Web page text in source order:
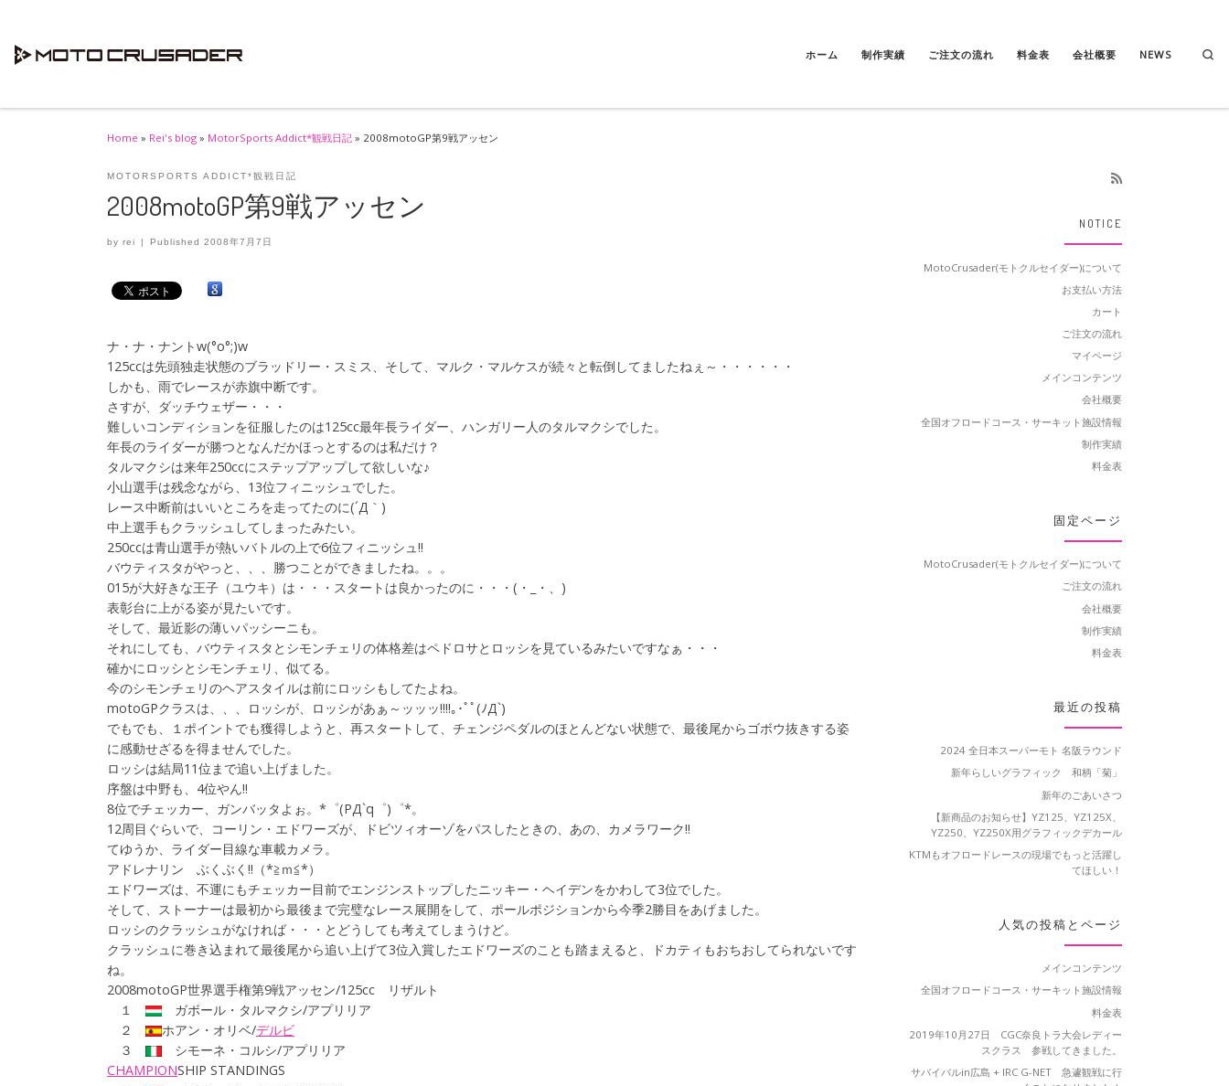
ホーム 制作実績 ご注文の流れ 料金表 会社概要 NEWS
Home » Rei's blog » MotorSports Addict*観戦日記 » 2008motoGP第9戦アッセン
MOTORSPORTS ADDICT*観戦日記
2008motoGP第9戦アッセン
by rei | Published2008年7月7日
ナ・ナ・ナントw(°o°;)w
125ccは先頭独走状態のブラッドリー・スミス、そして、マルク・マルケスが続々と転倒してましたねぇ～・・・・・・
しかも、雨でレースが赤旗中断です。
さすが、ダッチウェザー・・・
難しいコンディションを征服したのは125cc最年長ライダー、ハンガリー人のタルマクシでした。
年長のライダーが勝つとなんだかほっとするのは私だけ？
タルマクシは来年250ccにステップアップして欲しいな♪
小山選手は残念ながら、13位フィニッシュでした。
レース中断前はいいところを走ってたのに(´Д｀)
中上選手もクラッシュしてしまったみたい。
250ccは青山選手が熱いバトルの上で6位フィニッシュ!!
バウティスタがやっと、、、勝つことができましたね。。。
015が大好きな王子（ユウキ）は・・・スタートは良かったのに・・・(・_・、)
表彰台に上がる姿が見たいです。
そして、最近影の薄いパッシーニも。
それにしても、バウティスタとシモンチェリの体格差はペドロサとロッシを見ているみたいですなぁ・・・
確かにロッシとシモンチェリ、似てる。
今のシモンチェリのヘアスタイルは前にロッシもしてたよね。
motoGPクラスは、、、ロッシが、ロッシがあぁ～ッッッ!!!!｡･ﾟﾟ(ﾉД`)
でもでも、１ポイントでも獲得しようと、再スタートして、チェンジペダルのほとんどない状態で、最後尾からゴボウ抜きする姿
に感動せざるを得ませんでした。
ロッシは結局11位まで追い上げました。
序盤は中野も、4位やん!!
8位でチェッカー、ガンバッタよぉ。*゜(PД`q゜)゜*。
12周目ぐらいで、コーリン・エドワーズが、ドビツィオーゾをパスしたときの、あの、カメラワーク!!
てゆうか、ライダー目線な車載カメラ。
アドレナリン ぶくぶく!!（*≧ｍ≦*）
エドワーズは、不運にもチェッカー目前でエンジンストップしたニッキー・ヘイデンをかわして3位でした。
そして、ストーナーは最初から最後まで完璧なレース展開をして、ポールポジションから今季2勝目をあげました。
ロッシのクラッシュがなければ・・・とどうしても考えてしまうけど。
クラッシュに巻き込まれて最後尾から追い上げて3位入賞したエドワーズのことも踏まえると、ドカティもおちおしてられないです
ね。
2008motoGP世界選手権第9戦アッセン/125cc リザルト
１
ガボール・タルマクシ/アプリリア
２
ホアン・オリベ/デルビ
３
シモーネ・コルシ/アプリリア
CHAMPIONSHIP STANDINGS
NOTICE
MotoCrusader(モトクルセイダー)について
お支払い方法
カート
ご注文の流れ
マイページ
メインコンテンツ
会社概要
全国オフロードコース・サーキット施設情報
制作実績
料金表
固定ページ
MotoCrusader(モトクルセイダー)について
ご注文の流れ
会社概要
制作実績
料金表
最近の投稿
2024 全日本スーパーモト 名阪ラウンド
新年らしいグラフィック 和柄「菊」
新年のごあいさつ
【新商品のお知らせ】YZ125、YZ125X、
YZ250、YZ250X用グラフィックデカール
KTMもオフロードレースの現場でもっと活躍し
てほしい！
人気の投稿とページ
メインコンテンツ
全国オフロードコース・サーキット施設情報
料金表
2019年10月27日 CGC奈良トラ大会レディー
スクラス 参戦してきました。
サバイバルin広島 + IRC G-NET 急遽観戦に行